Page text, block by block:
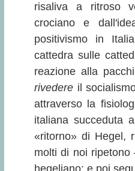
risaliva a ritroso
crociano e
positivismo in
cattedra sulle
reazione alla
rivedere il
attraverso la
italiana succeduta
«ritorno» di Hegel,
molti di noi
hegeliano; e poi